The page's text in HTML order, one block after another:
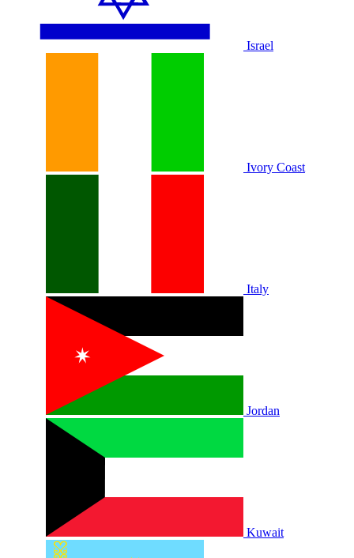
Israel
Ivory Coast
Italy
Jordan
Kuwait